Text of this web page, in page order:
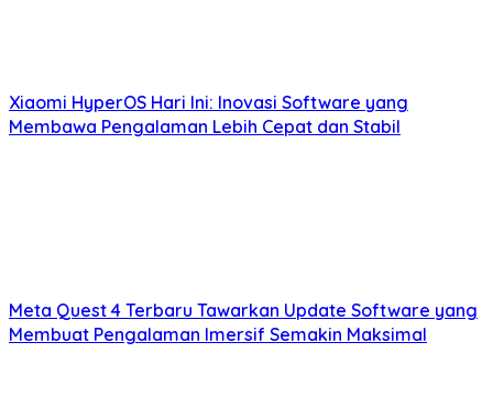
Xiaomi HyperOS Hari Ini: Inovasi Software yang
Membawa Pengalaman Lebih Cepat dan Stabil
Meta Quest 4 Terbaru Tawarkan Update Software yang
Membuat Pengalaman Imersif Semakin Maksimal